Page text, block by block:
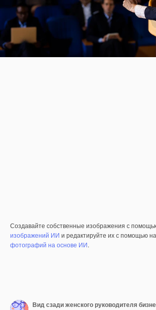
Создавайте собственные изображения с
изображений ИИ и редактируйте их с помощью
фотографий на основе ИИ.